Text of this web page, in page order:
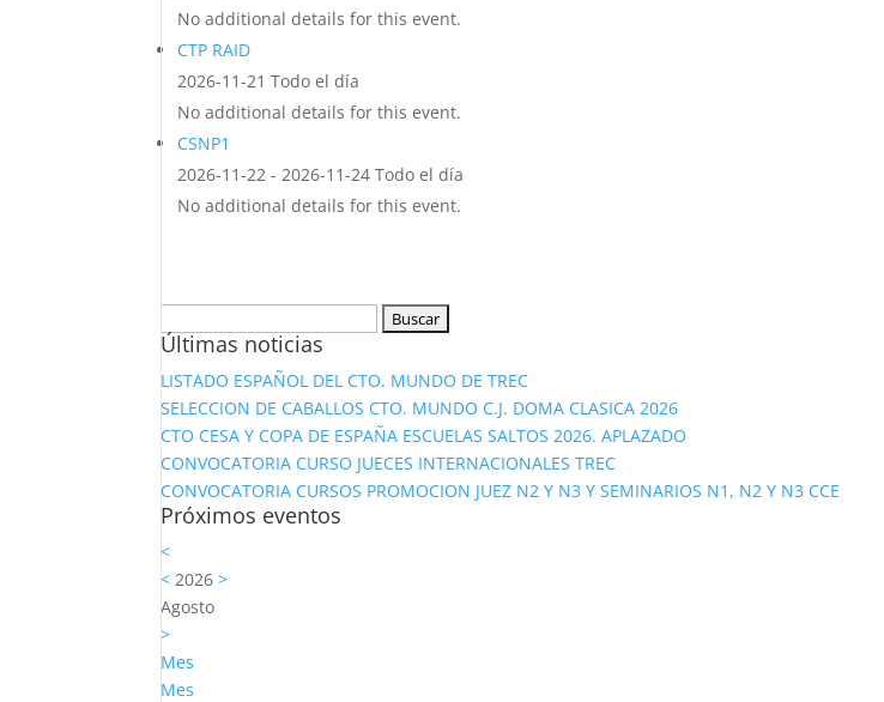
No additional details for this event.
CTP RAID
2026-11-21 Todo el día
No additional details for this event.
CSNP1
2026-11-22 - 2026-11-24 Todo el día
No additional details for this event.
Últimas noticias
LISTADO ESPAÑOL DEL CTO. MUNDO DE TREC
SELECCION DE CABALLOS CTO. MUNDO C.J. DOMA CLASICA 2026
CTO CESA Y COPA DE ESPAÑA ESCUELAS SALTOS 2026. APLAZADO
CONVOCATORIA CURSO JUECES INTERNACIONALES TREC
CONVOCATORIA CURSOS PROMOCION JUEZ N2 Y N3 Y SEMINARIOS N1, N2 Y N3 CCE
Próximos eventos
<
< 2026>
Agosto
>
Mes
Mes